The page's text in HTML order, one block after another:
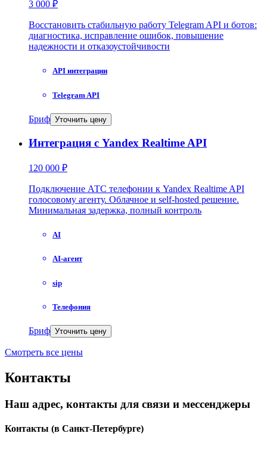
3 000 ₽
Восстановить стабильную работу Telegram API и ботов:
диагностика, исправление ошибок, повышение
надежности и отказоустойчивости
API интеграции
Telegram API
Бриф Уточнить цену
Интеграция с Yandex Realtime API
120 000 ₽
Подключение АТС телефонии к Yandex Realtime API
голосовому агенту. Облачное и self-hosted решение.
Минимальная задержка, полный контроль
AI
AI-агент
sip
Телефония
Бриф Уточнить цену
Смотреть все цены
Контакты
Наш адрес, контакты для связи и мессенджеры
Контакты (в Санкт-Петербурге)